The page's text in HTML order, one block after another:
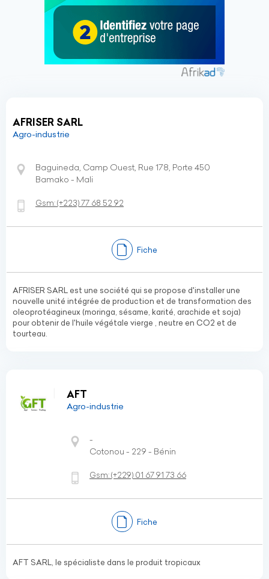
AFRISER SARL
Agro-industrie
Baguineda, Camp Ouest, Rue 178, Porte 450
Bamako - Mali
Gsm:(+223)77 68 52 92
Fiche
AFRISER SARL est une société qui se propose d'installer une
nouvelle unité intégrée de production et de transformation des
oleoprotéagineux (moringa, sésame, karité, arachide et soja)
pour obtenir de l'huile végétale vierge , neutre en CO2 et de
tourteau.
AFT
Agro-industrie
-
Cotonou - 229 - Bénin
Gsm:(+229) 01 67 91 73 66
Fiche
AFT SARL, le spécialiste dans le produit tropicaux